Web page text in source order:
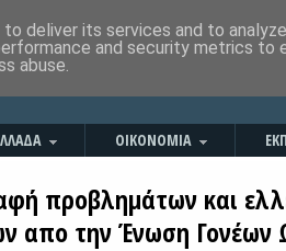
ΟΙΚΟΝΟΜΙΑ
προβλημάτων και
απο την Ένωση Γονέων
deliver its services and to
and security metrics to
abuse.